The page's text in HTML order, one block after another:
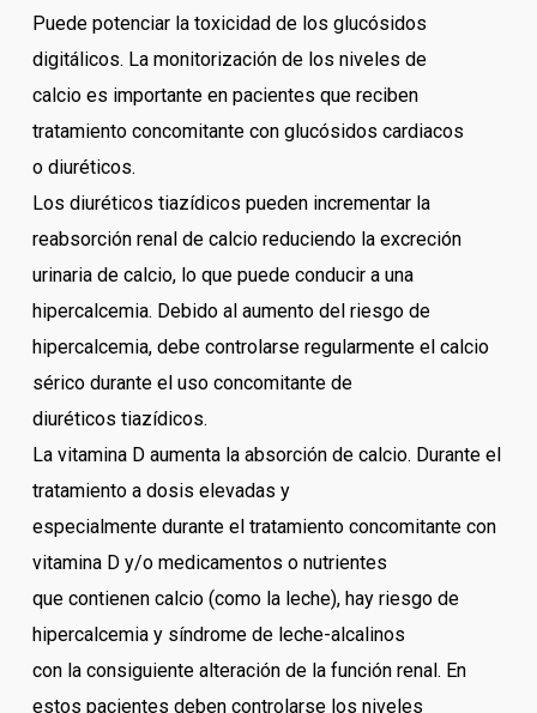
Puede potenciar la toxicidad de los glucósidos
digitálicos. La monitorización de los niveles de
calcio es importante en pacientes que reciben
tratamiento concomitante con glucósidos cardiacos
o diuréticos.
Los diuréticos tiazídicos pueden incrementar la
reabsorción renal de calcio reduciendo la excreción
urinaria de calcio, lo que puede conducir a una
hipercalcemia. Debido al aumento del riesgo de
hipercalcemia, debe controlarse regularmente el calcio
sérico durante el uso concomitante de
diuréticos tiazídicos.
La vitamina D aumenta la absorción de calcio. Durante el
tratamiento a dosis elevadas y
especialmente durante el tratamiento concomitante con
vitamina D y/o medicamentos o nutrientes
que contienen calcio (como la leche), hay riesgo de
hipercalcemia y síndrome de leche-alcalinos
con la consiguiente alteración de la función renal. En
estos pacientes deben controlarse los niveles